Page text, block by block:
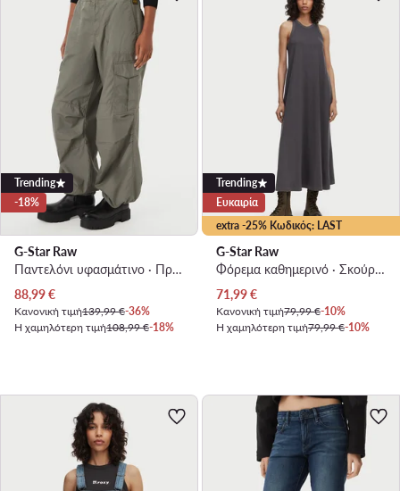
Trending
-18%
G-Star Raw
Παντελόνι υφασμάτινο · Πράσινο · Relaxed Fit
Τρέχουσα τιμή
88,99€
Κανονική τιμή139,99 €-36%
Η χαμηλότερη τιμή108,99 €-18%
extra -25% Κωδικός: LAST
Trending
Ευκαιρία
G-Star Raw
Φόρεμα καθημερινό · Σκούρο γκρι · Maxi
Τρέχουσα τιμή
71,99€
Κανονική τιμή79,99 €-10%
Η χαμηλότερη τιμή79,99 €-10%